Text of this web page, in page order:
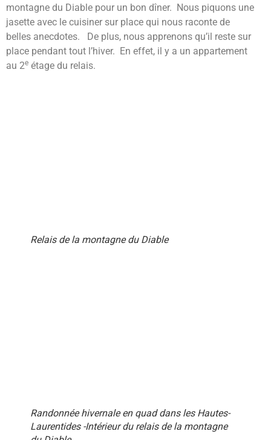
montagne du Diable pour un bon dîner. Nous piquons une
jasette avec le cuisiner sur place qui nous raconte de
belles anecdotes. De plus, nous apprenons qu’il reste sur
place pendant tout l’hiver. En effet, il y a un appartement
au 2e étage du relais.
Relais de la montagne du Diable
Randonnée hivernale en quad dans les Hautes-
Laurentides -Intérieur du relais de la montagne